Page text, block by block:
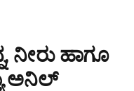
ನೀರು ಹಾಗೂ
ಅನಿಲ್